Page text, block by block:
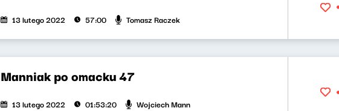
13 lutego 2022 57:00 Tomasz Raczek
Manniak po omacku 47
13 lutego 2022 01:53:20 Wojciech Mann